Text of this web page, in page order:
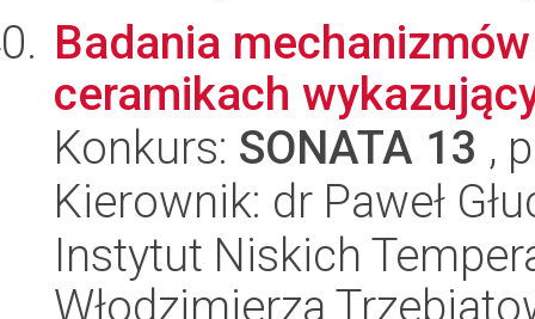
Badania
ceramikach
Konkurs: SONATA 13 ,
Kierownik: dr Paweł
Instytut Niskich
Włodzimierza